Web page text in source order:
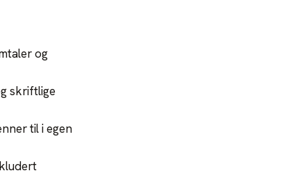
og
skriftlige
til i egen